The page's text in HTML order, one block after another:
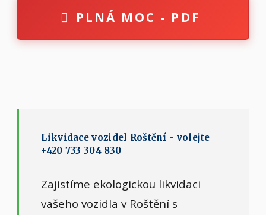
PLNÁ MOC - PDF
Likvidace vozidel Roštění - volejte
+420 733 304 830
Zajistíme ekologickou likvidaci
vašeho vozidla v Roštění s